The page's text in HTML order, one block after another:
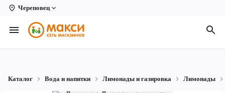
Череповец
Вологда
Архангельск
Каталог Вода и напитки Лимонады и газировка Лимонады